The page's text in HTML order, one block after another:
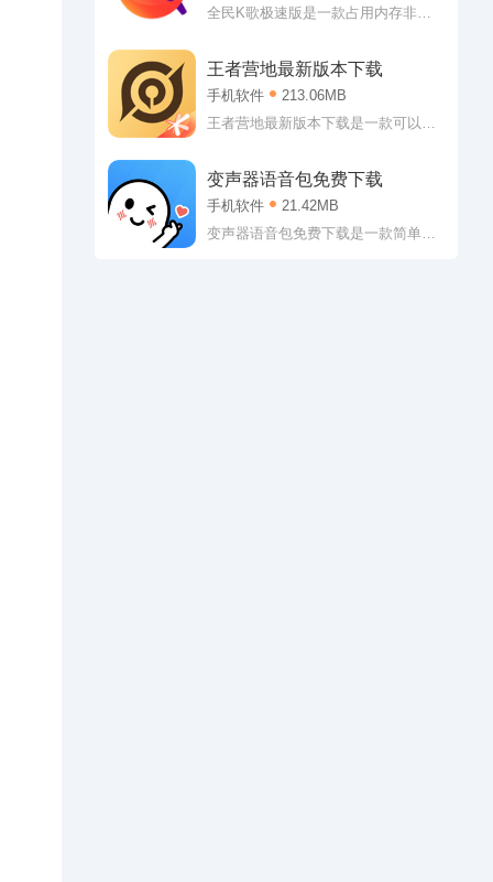
福音。感兴趣的朋友欢迎来99seo下
全民K歌极速版是一款占用内存非常
速最新版这是一款与全民k歌比较更加
好用的，不但占用的内存小而且在应
用中的功能基本上没有什么区别，有
兴趣的小伙伴可以下载一个来k歌。
王者营地最新版本下载
手机软件
213.06MB
王者营地最新版本下载是一款可以让
者营地最新版本下载专门提供王者荣
耀的各项服务，查战绩，查攻略、看
直播以及游戏公告什么的都能轻松查
看哦!
变声器语音包免费下载
手机软件
21.42MB
变声器语音包免费下载是一款简单有